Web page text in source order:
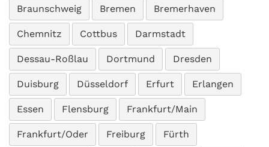
Braunschweig Bremen Bremerhaven
Chemnitz Cottbus Darmstadt
Dessau-Roßlau Dortmund Dresden
Duisburg Düsseldorf Erfurt Erlangen
Essen Flensburg Frankfurt/Main
Frankfurt/Oder Freiburg Fürth